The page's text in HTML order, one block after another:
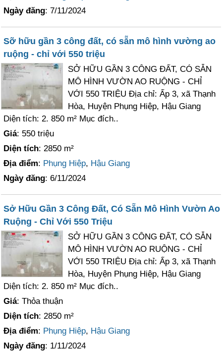
Ngày đăng: 7/11/2024
Sỡ hữu gần 3 công đất, có sẵn mô hình vường ao
ruộng - chỉ với 550 triệu
SỞ HỮU GẦN 3 CÔNG ĐẤT, CÓ SẴN
MÔ HÌNH VƯỜN AO RUỘNG - CHỈ
VỚI 550 TRIỆU Địa chỉ: Ấp 3, xã Thạnh
Hòa, Huyện Phụng Hiệp, Hậu Giang
Diện tích: 2. 850 m² Mục đích..
Giá: 550 triệu
Diện tích: 2850 m²
Địa điểm: Phụng Hiệp, Hậu Giang
Ngày đăng: 6/11/2024
Sở Hữu Gần 3 Công Đất, Có Sẵn Mô Hình Vườn Ao
Ruộng - Chỉ Với 550 Triệu
SỞ HỮU GẦN 3 CÔNG ĐẤT, CÓ SẴN
MÔ HÌNH VƯỜN AO RUỘNG - CHỈ
VỚI 550 TRIỆU Địa chỉ: Ấp 3, xã Thạnh
Hòa, Huyện Phụng Hiệp, Hậu Giang
Diện tích: 2. 850 m² Mục đích..
Giá: Thỏa thuận
Diện tích: 2850 m²
Địa điểm: Phụng Hiệp, Hậu Giang
Ngày đăng: 1/11/2024